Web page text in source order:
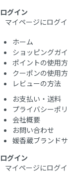
ログイン
マイページにログイ
ホーム
ショッピングガ
ポイントの使用
クーポンの使用
レビューの方法
お支払い・送料
プライバシーポ
会社概要
お問い合わせ
媛香蔵ブランド
ログイン
マイページにログイ